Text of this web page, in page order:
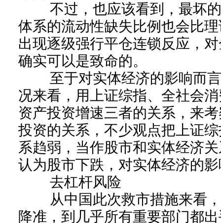
不过，也应该看到，最坏的
体系的流动性缺失比例也会比
出现逐级强行平仓连锁反应，
确实可以是致命的。
至于对实体经济的影响而言
况来看，用上证综指、全社会
资产投资增速三者的关系，来
投资的关系，不少观点把上证
系趋弱，当作股市和实体经济
认为股市下跌，对实体经济的
去杠杆风险
从中国此次救市措施来看，
降准，到几乎所有重要部门都